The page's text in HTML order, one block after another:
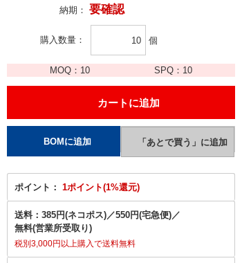
納期： 要確認
購入数量 個
MOQ： 10 SPQ： 10
ポイント： 1ポイント(1%還元)
送料： 385円(ネコポス)／550円(宅急便)／
無料(営業所受取り)
税別3,000円以上購入で送料無料